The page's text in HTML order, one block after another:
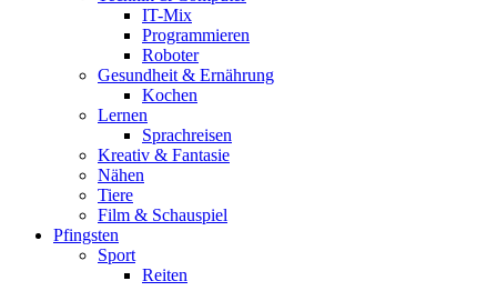
IT-Mix
Programmieren
Roboter
Gesundheit & Ernährung
Kochen
Lernen
Sprachreisen
Kreativ & Fantasie
Nähen
Tiere
Film & Schauspiel
Pfingsten
Sport
Reiten